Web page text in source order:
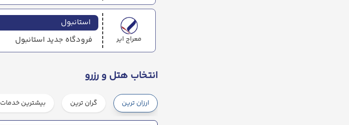
معراج ایر
استانبول
فرودگاه جدید استانبول
انتخاب هتل و رزرو
ارزان ترین گران ترین بیشترین خدمات